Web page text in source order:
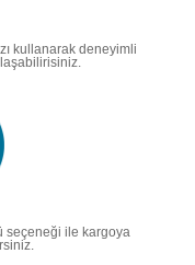
kullanarak deneyimli
seçeneği ile kargoya